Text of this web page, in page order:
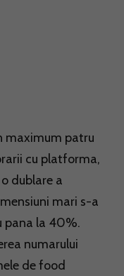
maximum patru
cu platforma,
dublare a
mari s-a
pana la 40%.
numarului
de food